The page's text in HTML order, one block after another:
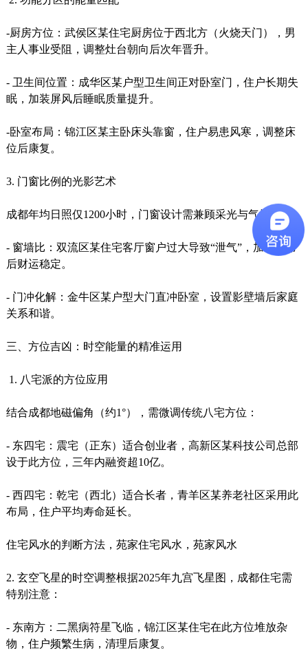
-厨房方位：武侯区某住宅厨房位于西北方（火烧天门），男
主人事业受阻，调整灶台朝向后次年晋升。
- 卫生间位置：成华区某户型卫生间正对卧室门，住户长期失
眠，加装屏风后睡眠质量提升。
-卧室布局：锦江区某主卧床头靠窗，住户易患风寒，调整床
位后康复。
3. 门窗比例的光影艺术
成都年均日照仅1200小时，门窗设计需兼顾采光与气场：
- 窗墙比：双流区某住宅客厅窗户过大导致“泄气”，加装窗帘
后财运稳定。
- 门冲化解：金牛区某户型大门直冲卧室，设置影壁墙后家庭
关系和谐。
三、方位吉凶：时空能量的精准运用
1. 八宅派的方位应用
结合成都地磁偏角（约1°），需微调传统八宅方位：
- 东四宅：震宅（正东）适合创业者，高新区某科技公司总部
设于此方位，三年内融资超10亿。
- 西四宅：乾宅（西北）适合长者，青羊区某养老社区采用此
布局，住户平均寿命延长。
住宅风水的判断方法，苑家住宅风水，苑家风水
2. 玄空飞星的时空调整根据2025年九宫飞星图，成都住宅需
特别注意：
- 东南方：二黑病符星飞临，锦江区某住宅在此方位堆放杂
物，住户频繁生病，清理后康复。